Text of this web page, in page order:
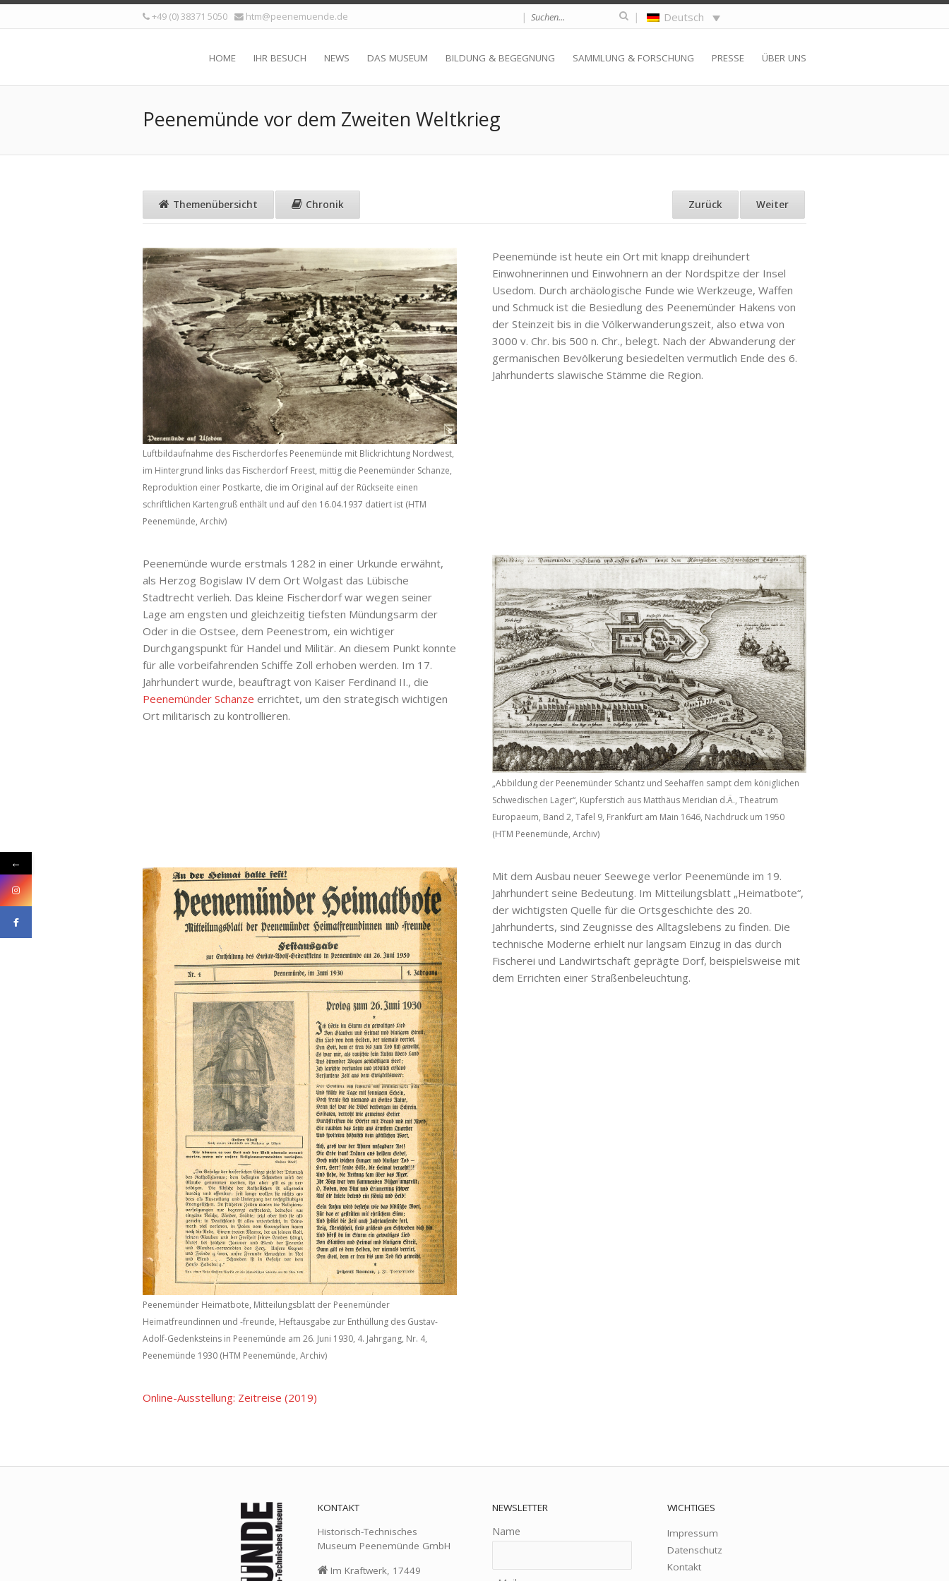
+49 (0) 38371 5050 htm@peenemuende.de | | Deutsch
HOME IHR BESUCH NEWS DAS MUSEUM BILDUNG & BEGEGNUNG SAMMLUNG & FORSCHUNG PRESSE ÜBER UNS
Peenemünde vor dem Zweiten Weltkrieg
Themenübersicht Chronik Weiter
Zurück
Luftbildaufnahme des Fischerdorfes Peenemünde mit Blickrichtung Nordwest,
im Hintergrund links das Fischerdorf Freest, mittig die Peenemünder Schanze,
Reproduktion einer Postkarte, die im Original auf der Rückseite einen
schriftlichen Kartengruß enthält und auf den 16.04.1937 datiert ist (HTM
Peenemünde, Archiv)
Peenemünde ist heute ein Ort mit knapp dreihundert
Einwohnerinnen und Einwohnern an der Nordspitze der Insel
Usedom. Durch archäologische Funde wie Werkzeuge, Waffen
und Schmuck ist die Besiedlung des Peenemünder Hakens von
der Steinzeit bis in die Völkerwanderungszeit, also etwa von
3000 v. Chr. bis 500 n. Chr., belegt. Nach der Abwanderung der
germanischen Bevölkerung besiedelten vermutlich Ende des 6.
Jahrhunderts slawische Stämme die Region.
Peenemünde wurde erstmals 1282 in einer Urkunde erwähnt,
als Herzog Bogislaw IV dem Ort Wolgast das Lübische
Stadtrecht verlieh. Das kleine Fischerdorf war wegen seiner
Lage am engsten und gleichzeitig tiefsten Mündungsarm der
Oder in die Ostsee, dem Peenestrom, ein wichtiger
Durchgangspunkt für Handel und Militär. An diesem Punkt konnte
für alle vorbeifahrenden Schiffe Zoll erhoben werden. Im 17.
Jahrhundert wurde, beauftragt von Kaiser Ferdinand II., die
Peenemünder Schanze errichtet, um den strategisch wichtigen
Ort militärisch zu kontrollieren.
„Abbildung der Peenemünder Schantz und Seehaffen sampt dem königlichen
Schwedischen Lager“, Kupferstich aus Matthäus Meridian d.Ä., Theatrum
Europaeum, Band 2, Tafel 9, Frankfurt am Main 1646, Nachdruck um 1950
(HTM Peenemünde, Archiv)
Peenemünder Heimatbote, Mitteilungsblatt der Peenemünder
Heimatfreundinnen und -freunde, Heftausgabe zur Enthüllung des Gustav-
Adolf-Gedenksteins in Peenemünde am 26. Juni 1930, 4. Jahrgang, Nr. 4,
Peenemünde 1930 (HTM Peenemünde, Archiv)
Mit dem Ausbau neuer Seewege verlor Peenemünde im 19.
Jahrhundert seine Bedeutung. Im Mitteilungsblatt „Heimatbote“,
der wichtigsten Quelle für die Ortsgeschichte des 20.
Jahrhunderts, sind Zeugnisse des Alltagslebens zu finden. Die
technische Moderne erhielt nur langsam Einzug in das durch
Fischerei und Landwirtschaft geprägte Dorf, beispielsweise mit
dem Errichten einer Straßenbeleuchtung.
Online-Ausstellung: Zeitreise (2019)
KONTAKT
Historisch-Technisches
Museum Peenemünde GmbH
Im Kraftwerk, 17449
NEWSLETTER
Name
WICHTIGES
Impressum
Datenschutz
Kontakt
←